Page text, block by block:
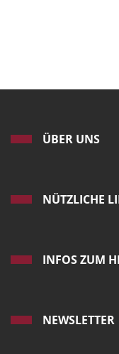
ÜBER UNS
NÜTZLICHE
INFOS ZUM
NEWSLETTER